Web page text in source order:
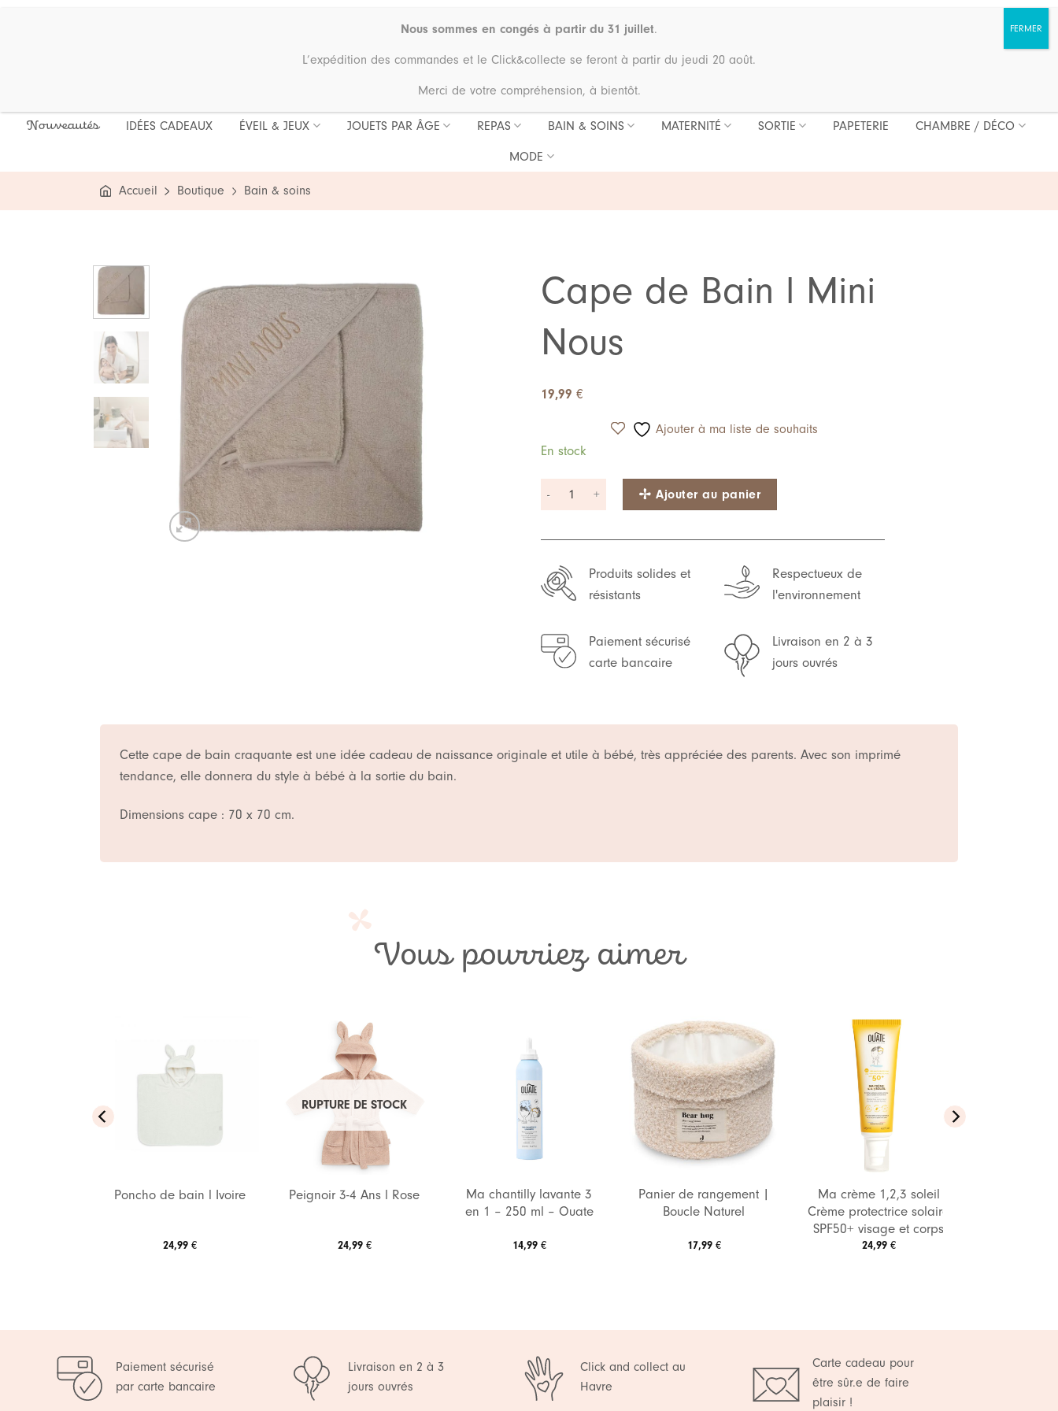
Nouveautés IDÉES CADEAUX ÉVEIL & JEUX JOUETS PAR ÂGE REPAS BAIN & SOINS MATERNITÉ SORTIE PAPETERIE CHAMBRE / DÉCO
MODE
Accueil Boutique Bain & soins
Ajouter
à ma
liste de
souhaits
Cape de Bain l Mini
Nous
19,99 €
Ajouter à ma liste de souhaits
En stock
quantité de Cape de Bain l Mini Nous
Ajouter au panier
Produits solides et
résistants
Respectueux de
l'environnement
Paiement sécurisé
carte bancaire
Livraison en 2 à 3
jours ouvrés
Cette cape de bain craquante est une idée cadeau de naissance originale et utile à bébé, très appréciée des parents. Avec son imprimé
tendance, elle donnera du style à bébé à la sortie du bain.
Dimensions cape : 70 x 70 cm.
Vous pourriez aimer
Poncho de bain l Ivoire
24,99 €
liste de
RUPTURE DE STOCK
Peignoir 3-4 Ans l Rose
24,99 €
Ma chantilly lavante 3
en 1 – 250 ml – Ouate
14,99 €
Ajouter
à ma
liste de
souhaits
Panier de rangement |
Boucle Naturel
17,99 €
souhaits
Ma crème 1,2,3 soleil
Crème protectrice solaire
SPF50+ visage et corps
24,99 €
Paiement sécurisé
par carte bancaire
Livraison en 2 à 3
jours ouvrés
Click and collect au
Havre
Carte cadeau pour
être sûr.e de faire
plaisir !
Nous sommes en congés à partir du 31 juillet.
L’expédition des commandes et le Click&collecte se feront à partir du jeudi 20 août.
Merci de votre compréhension, à bientôt.